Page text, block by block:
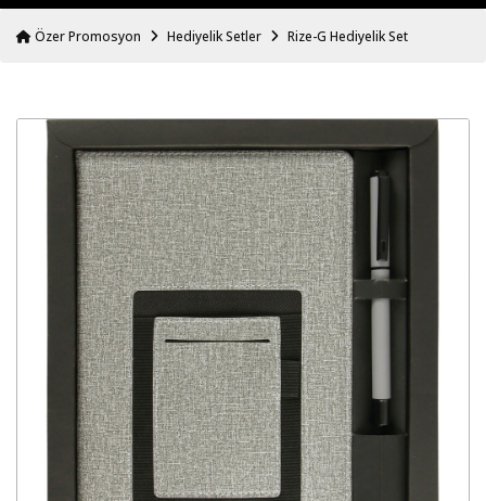
Özer Promosyon Hediyelik Setler Rize-G Hediyelik Set